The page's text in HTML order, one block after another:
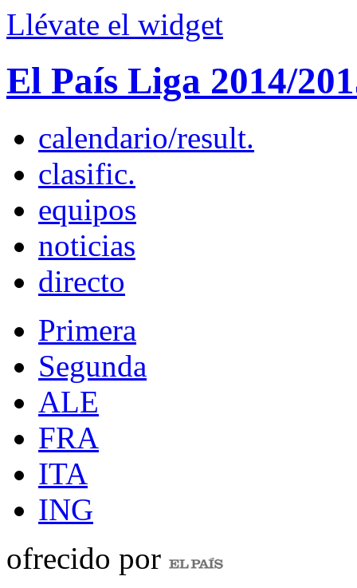
Llévate el widget
El País Liga 2014/
calendario/result.
clasific.
equipos
noticias
directo
Primera
Segunda
ALE
FRA
ITA
ING
ofrecido por